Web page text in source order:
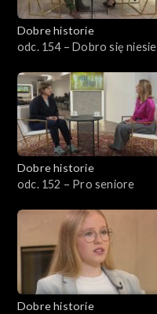
Dobre historie
odc. 154 – Dobro się niesie
Dobre historie
odc. 152 – Pro seniore
Dobre historie